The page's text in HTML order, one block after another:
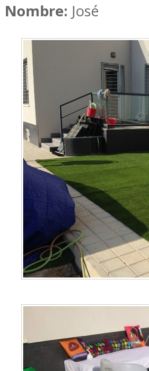
Nombre: José